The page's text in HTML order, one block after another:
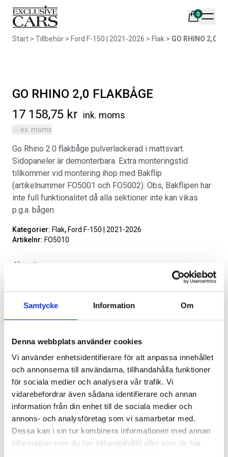
Samtycke Information Om
Denna webbplats använder cookies
Vi använder enhetsidentifierare för att anpassa innehållet
och annonserna till användarna, tillhandahålla funktioner
för sociala medier och analysera vår trafik. Vi
vidarebefordrar även sådana identifierare och annan
information från din enhet till de sociala medier och
annons- och analysföretag som vi samarbetar med.
Dessa kan i sin tur kombinera informationen med annan
information som du har tillhandahållit eller som de har
0
Din varukorg är tom
MATTSVART
Artikelnr:RA0261
5 665kr
Välj alternativ
GUMMIMATTOR I CREWCAB
Artikelnr:RA0004
4 698 kr
Lägg i varukorg
SVARTA RAM EMBLEM I
FRAMDÖRRAR
Välj alternativ
ORIGINAL GUMMIMATTOR
Artikelnr:
Lägg i varukorg
Start > Tillbehör > Ford F-150 | 2021-2026 > Flak > GO RHINO 2,0
GO RHINO 2,0 FLAKBÅGE
17 158,75 kr ink. moms
ex. moms
Go Rhino 2.0 flakbåge pulverlackerad i mattsvart.
Sidopaneler är demonterbara. Extra monteringstid
tillkommer vid montering ihop med Bakflip
(artikelnummer FO5001 och FO5002). Obs, Bakflipen har
inte full funktionalitet då alla sektioner inte kan vikas
p.g.a. bågen.
Kategorier: Flak, Ford F-150 | 2021-2026
Artikelnr: FO5010
Alternativ
Leveranstid ca 2 veckor. Obs, bilder på produkten är endast
avsedda för referens, den faktiska produkten kan skilja sig.
Original artikelnr:911000T